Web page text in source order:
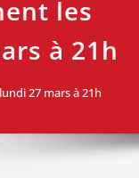
les
à 21h
27 mars à 21h